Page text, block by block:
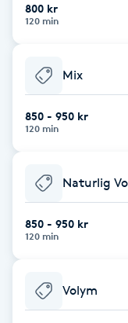
BIAB
Blowout
Brynfärgning
Brynplockning
800 kr
120 min
Mix
850 - 950 kr
120 min
Naturlig
850 - 950 kr
120 min
Volym